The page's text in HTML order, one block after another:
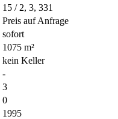
15 / 2, 3, 331
Preis auf Anfrage
sofort
1075 m²
kein Keller
-
3
0
1995